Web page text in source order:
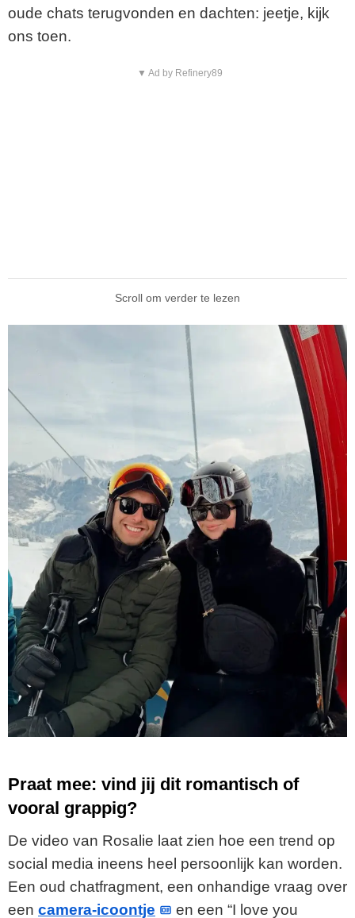
oude chats terugvonden en dachten: jeetje, kijk
ons toen.
▼ Ad by Refinery89
Scroll om verder te lezen
Praat mee: vind jij dit romantisch of
vooral grappig?
De video van Rosalie laat zien hoe een trend op
social media ineens heel persoonlijk kan worden.
Een oud chatfragment, een onhandige vraag over
een camera-icoontje
en een “I love you